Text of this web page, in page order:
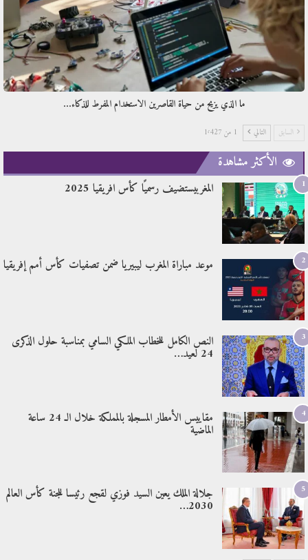
ما الذي يزيح من حياة القاصرين الاستخدام المفرط للذكاء…
السابق التالي 1 من 1٬427
الأكثر مشاهدة
1 المغربيستضيف رسميًا كأس افريقيا 2025
2 موعد مباراة المغرب ليبيريا ضمن تصفيات كأس أمم إفريقيا
3 النص الكامل للخطاب الملكي السامي بمناسبة حلول الذكرى
24 لعيد…
4 مقاييس الأمطار المسجلة بالمملكة خلال الـ 24 ساعة
الماضية
5 جلالة الملك يعين السيد فوزي لقجع رئيسا للجنة كأس العالم
2030…